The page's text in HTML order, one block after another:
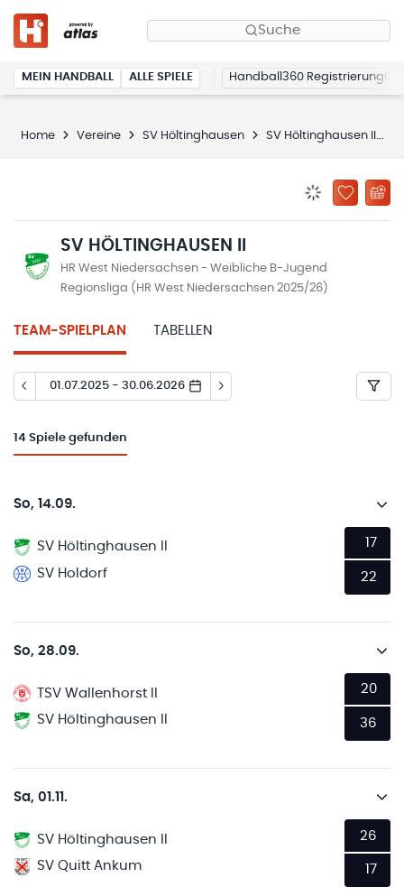
Suche
MEIN HANDBALL ALLE SPIELE Handball360 Registrierung
Home Vereine SV Höltinghausen SV Höltinghausen II
ZU
SV HÖLTINGHAUSEN II
HR West Niedersachsen - Weibliche B-Jugend
Regionsliga (HR West Niedersachsen 2025/26)
TEAM-SPIELPLAN TABELLEN
01.07.2025 - 30.06.2026
14 Spiele gefunden
So, 14.09.
SV Höltinghausen II
SV Holdorf
17
22
So, 28.09.
TSV Wallenhorst II
SV Höltinghausen II
20
36
Sa, 01.11.
SV Höltinghausen II
SV Quitt Ankum
26
17